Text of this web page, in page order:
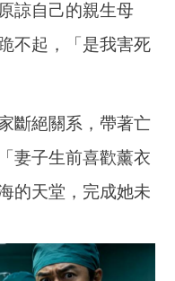
諒自己的親生母
不起，「是我害死
斷絕關系，帶著亡
妻子生前喜歡薰衣
的天堂，完成她未